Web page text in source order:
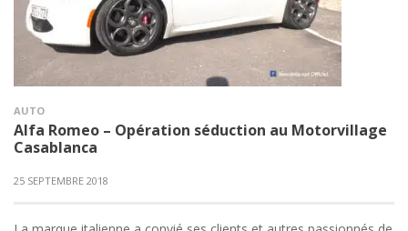
AUTO
Alfa Romeo – Opération séduction au Motorvillage
Casablanca
25 SEPTEMBRE 2018